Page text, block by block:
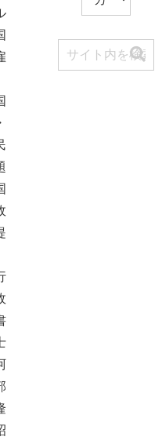
です。
ご相談は、
へどうぞ。
対面